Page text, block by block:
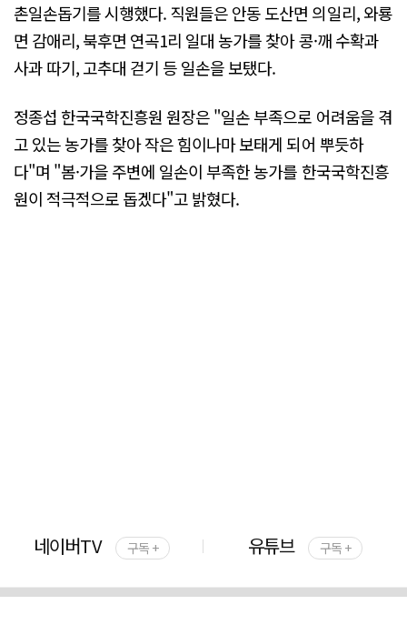
촌일손돕기를 시행했다. 직원들은 안동 도산면 의일리, 와룡
면 감애리, 북후면 연곡1리 일대 농가를 찾아 콩·깨 수확과
사과 따기, 고추대 걷기 등 일손을 보탰다.
정종섭 한국국학진흥원 원장은 "일손 부족으로 어려움을 겪
고 있는 농가를 찾아 작은 힘이나마 보태게 되어 뿌듯하
다"며 "봄·가을 주변에 일손이 부족한 농가를 한국국학진흥
원이 적극적으로 돕겠다"고 밝혔다.
네이버TV 구독 + 유튜브 구독 +